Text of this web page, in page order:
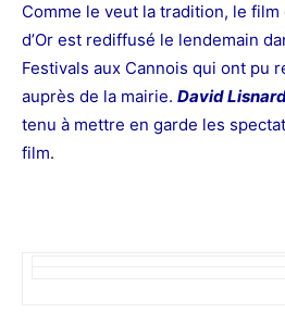
Comme le veut la tradition, le
d’Or est rediffusé le lendemain
Festivals aux Cannois qui ont pu
auprès de la mairie. David
tenu à mettre en garde les
film.